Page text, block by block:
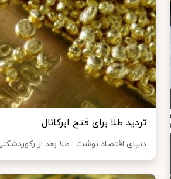
تردید طلا برای فتح ابرکانال
دنیای اقتصاد نوشت : طلا بعد از